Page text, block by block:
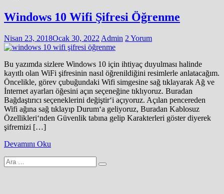
Windows 10 Wifi Şifresi Öğrenme
Nisan 23, 2018Ocak 30, 2022 Admin 2 Yorum
Bu yazımda sizlere Windows 10 için ihtiyaç duyulması halinde
kayıtlı olan WiFi şifresinin nasıl öğrenildiğini resimlerle anlatacağım.
Öncelikle, görev çubuğundaki Wifi simgesine sağ tıklayarak Ağ ve
İnternet ayarları öğesini açın seçeneğine tıklıyoruz. Buradan
Bağdaştırıcı seçeneklerini değiştir‘i açıyoruz. Açılan pencereden
Wifi ağına sağ tıklayıp Durum‘a geliyoruz, Buradan Kablosuz
Özellikleri‘nden Güvenlik tabına gelip Karakterleri göster diyerek
şifremizi […]
Devamını Oku
Arama
yap: